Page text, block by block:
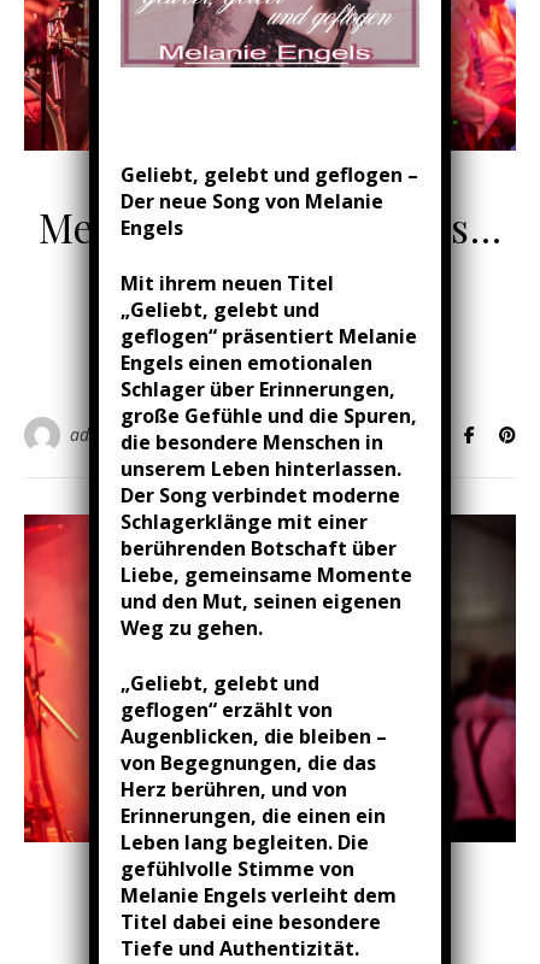
MELANIE ENGELS - ÜBER MICH ...
Mein Selbstverständnis…
17/03/2026 / 0 Kommentare
WEITERLESEN
admin
MELANIE ENGELS - ÜBER MICH ...
Die Sängerin …
Geliebt, gelebt und geflogen –
Der neue Song von Melanie
Engels
Mit ihrem neuen Titel
„Geliebt, gelebt und
geflogen“ präsentiert Melanie
Engels einen emotionalen
Schlager über Erinnerungen,
große Gefühle und die Spuren,
die besondere Menschen in
unserem Leben hinterlassen.
Der Song verbindet moderne
Schlagerklänge mit einer
berührenden Botschaft über
Liebe, gemeinsame Momente
und den Mut, seinen eigenen
Weg zu gehen.
„Geliebt, gelebt und
geflogen“ erzählt von
Augenblicken, die bleiben –
von Begegnungen, die das
Herz berühren, und von
Erinnerungen, die einen ein
Leben lang begleiten. Die
gefühlvolle Stimme von
Melanie Engels verleiht dem
Titel dabei eine besondere
Tiefe und Authentizität.